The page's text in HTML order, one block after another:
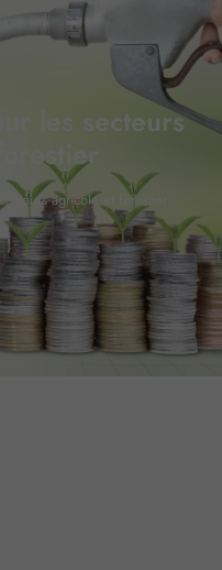
les secteurs
agricole et forestier